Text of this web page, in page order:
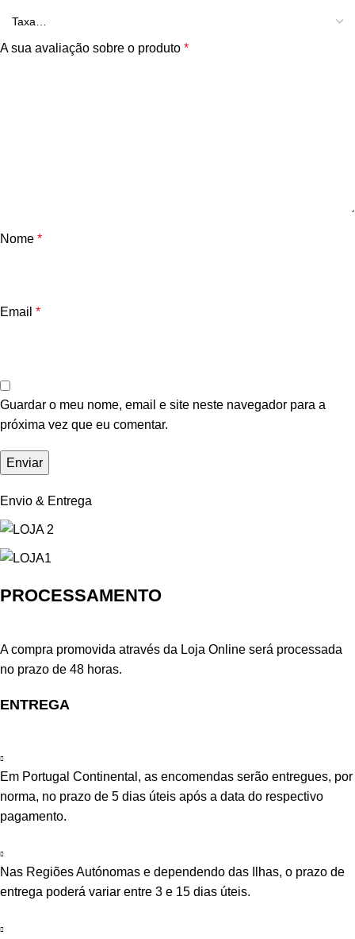
A sua avaliação sobre o produto *
Nome *
Email *
Guardar o meu nome, email e site neste navegador para a
próxima vez que eu comentar.
Envio & Entrega
PROCESSAMENTO
A compra promovida através da Loja Online será processada
no prazo de 48 horas.
ENTREGA
Em Portugal Continental, as encomendas serão entregues, por
norma, no prazo de 5 dias úteis após a data do respectivo
pagamento.
Nas Regiões Autónomas e dependendo das Ilhas, o prazo de
entrega poderá variar entre 3 e 15 dias úteis.